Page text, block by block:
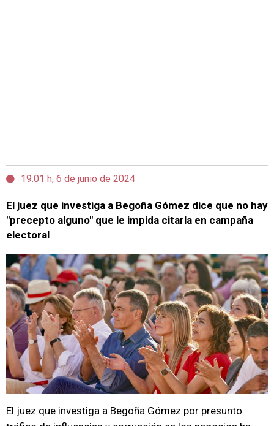
19:01 h, 6 de junio de 2024
El juez que investiga a Begoña Gómez dice que no hay
"precepto alguno" que le impida citarla en campaña
electoral
El juez que investiga a Begoña Gómez por presunto